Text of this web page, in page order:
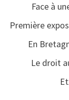
Face à
Première
En
Le droit